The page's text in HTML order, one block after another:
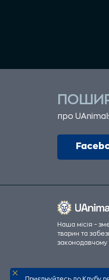
про
Наша місія –
тварин та
законодавчому